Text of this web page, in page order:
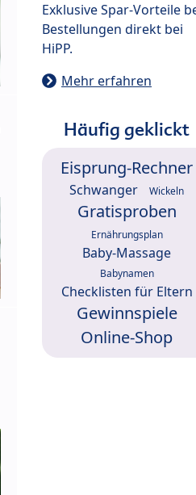
Exklusive Spar-Vorteile
Bestellungen direkt bei
HiPP.
Mehr erfahren
Häufig geklickt
Eisprung-Rechner
Schwanger Wickeln
Gratisproben
Ernährungsplan
Baby-Massage
Babynamen
Checklisten für Eltern
Gewinnspiele
Online-Shop